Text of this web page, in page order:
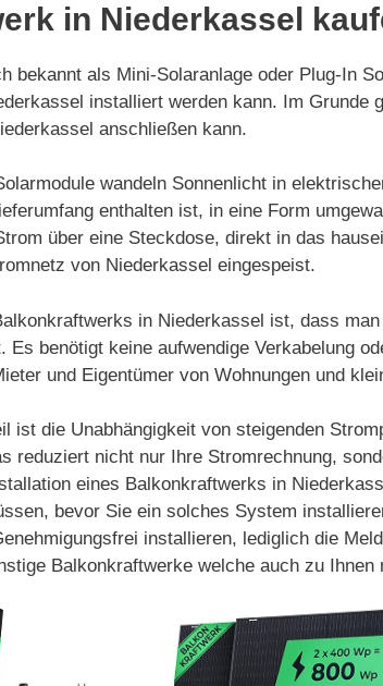
in Niederkassel
bekannt als Mini-Solaranlage oder Plug-In
installiert werden kann. Im
anschließen kann.
wandeln Sonnenlicht in
enthalten ist, in eine Form
über eine Steckdose, direkt in das
von Niederkassel eingespeist.
in Niederkassel ist, dass
benötigt keine aufwendige Verkabelung
und Eigentümer von Wohnungen und
ist die Unabhängigkeit von steigenden
reduziert nicht nur Ihre Stromrechnung,
eines Balkonkraftwerks in
bevor Sie ein solches System
installieren, lediglich die
Balkonkraftwerke welche auch zu